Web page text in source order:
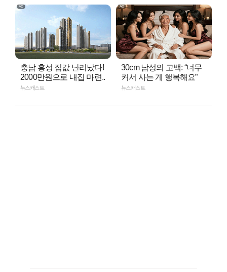
충남 홍성 집값 난리났다!
2000만원으로 내집 마련..
뉴스캐스트
30cm 남성의 고백: “너무
커서 사는 게 행복해요”
뉴스캐스트